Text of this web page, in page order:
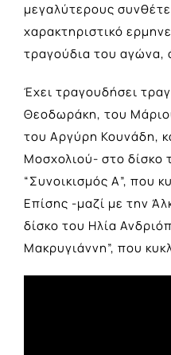
μεγαλύτερους
χαρακτηριστικό
τραγούδια του αγώνα,
Έχει τραγουδήσει
Θεοδωράκη, του
του Αργύρη Κουνάδη,
Μοσχολιού- στο
“Συνοικισμός Α”, που
Επίσης -μαζί με την
δίσκο του Ηλία
Μακρυγιάννη”, που